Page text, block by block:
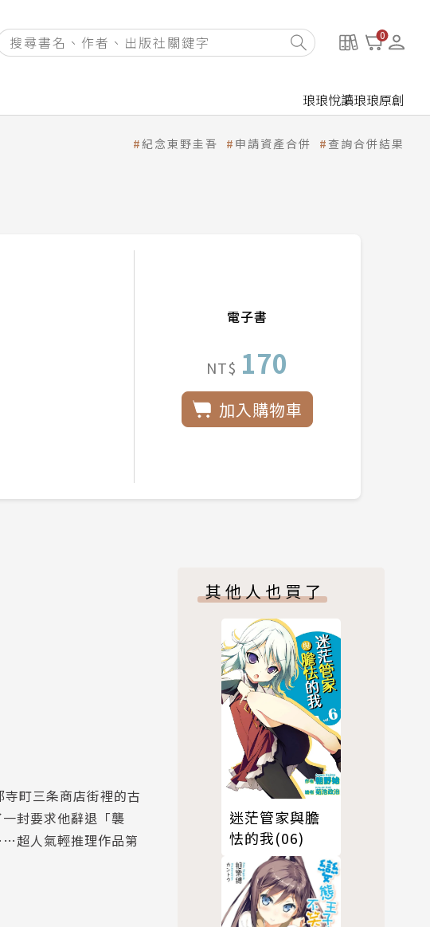
0
琅琅悅讀琅琅原創
紀念東野圭吾 申請資產合併 查詢合併結果
電子書
NT$ 170
加入購物車
町三条商店街裡的古
封要求他辭退「襲
超人氣輕推理作品第
其他人也買了
迷茫管家與膽
怯的我(06)